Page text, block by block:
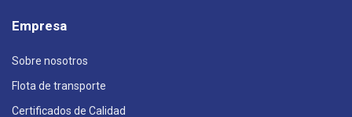
Empresa
Sobre nosotros
Flota de transporte
Certificados de Calidad